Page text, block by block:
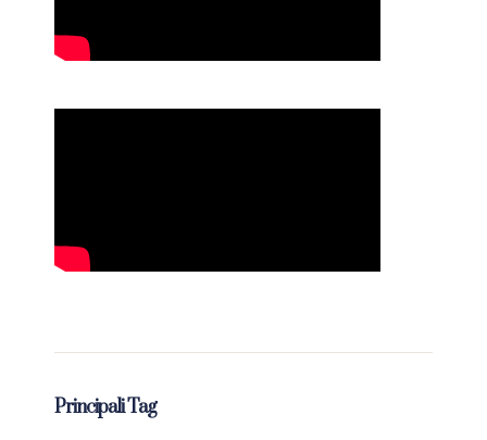
Principali Tag